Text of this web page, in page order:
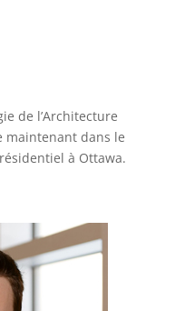
de l’Architecture
maintenant dans le
à Ottawa.